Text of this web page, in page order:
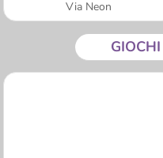
Via Neon